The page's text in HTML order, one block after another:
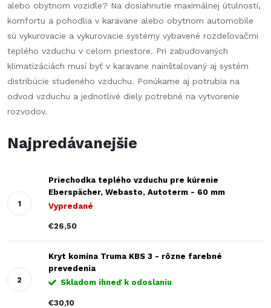
alebo obytnom vozidle? Na dosiahnutie maximálnej útulnosti,
komfortu a pohodlia v karavane alebo obytnom automobile
sú vykurovacie a vykurovacie systémy vybavené rozdeľovačmi
teplého vzduchu v celom priestore. Pri zabudovaných
klimatizáciách musí byť v karavane nainštalovaný aj systém
distribúcie studeného vzduchu. Ponúkame aj potrubia na
odvod vzduchu a jednotlivé diely potrebné na vytvorenie
rozvodov.
Najpredávanejšie
Priechodka teplého vzduchu pre kúrenie
Eberspächer, Webasto, Autoterm - 60 mm
Vypredané
€26,50
Kryt komína Truma KBS 3 - rôzne farebné
prevedenia
Skladom ihneď k odoslaniu
€30,10